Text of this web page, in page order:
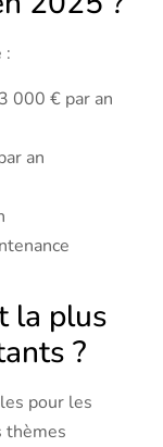
:
000 € par an
an
la plus
?
pour les
thèmes